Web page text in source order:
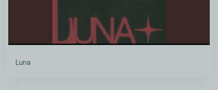
Luna